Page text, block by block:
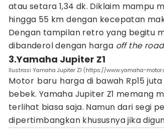
atau setara 1,34 dk. Diklaim mampu
hingga 55 km dengan kecepatan
Dengan tampilan retro yang begitu
dibanderol dengan harga off the road
3.Yamaha Jupiter Z1
Ilustrasi Yamaha Jupiter Z1 (https://www.yamaha-
Motor baru harga di bawah Rp15
bebek. Yamaha Jupiter Z1 memang
terlihat biasa saja. Namun dari segi
dipertimbangkan khususnya jika